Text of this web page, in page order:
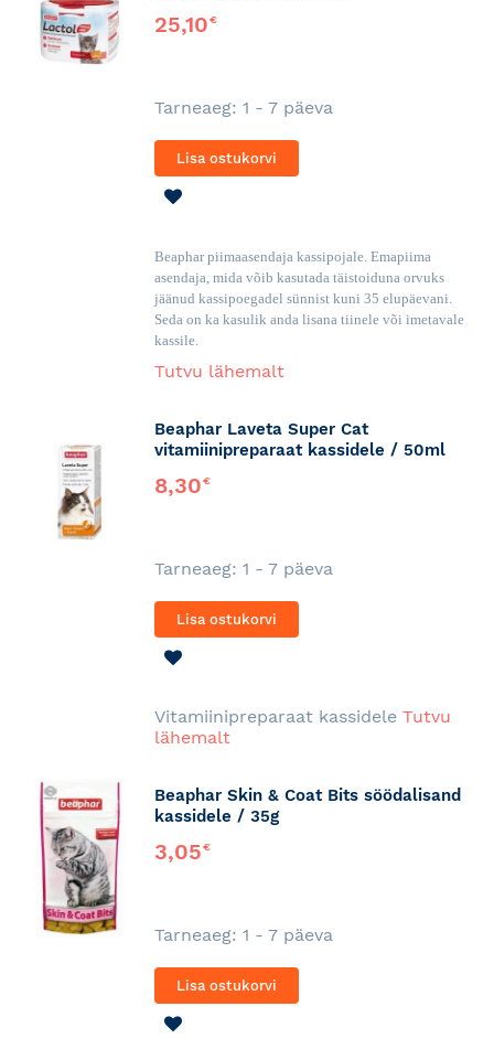
25,10€
Tarneaeg: 1 - 7 päeva
Lisa ostukorvi
Beaphar piimaasendaja kassipojale. Emapiima
asendaja, mida võib kasutada täistoiduna orvuks
jäänud kassipoegadel sünnist kuni 35 elupäevani.
Seda on ka kasulik anda lisana tiinele või imetavale
kassile.
Tutvu lähemalt
Beaphar Laveta Super Cat
vitamiinipreparaat kassidele / 50ml
8,30€
Tarneaeg: 1 - 7 päeva
Lisa ostukorvi
Vitamiinipreparaat kassidele Tutvu
lähemalt
Beaphar Skin & Coat Bits söödalisand
kassidele / 35g
3,05€
Tarneaeg: 1 - 7 päeva
Lisa ostukorvi